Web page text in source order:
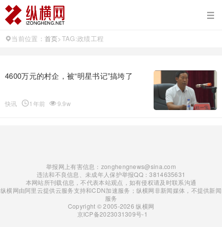
当前位置： 首页>TAG:政绩工程
4600万元的村企，被“明星书记”搞垮了
快讯 1年前 9.9w
举报网上有害信息：zonghengnews@sina.com
违法和不良信息、未成年人保护举报QQ：3814635631
本网站所刊载信息，不代表本站观点，如有侵权请及时联系沟通
纵横网由阿里云提供云服务支持和CDN加速服务；纵横网非新闻媒体，不提供新闻
服务
Copyright © 2005-2026 纵横网
京ICP备2023031309号-1